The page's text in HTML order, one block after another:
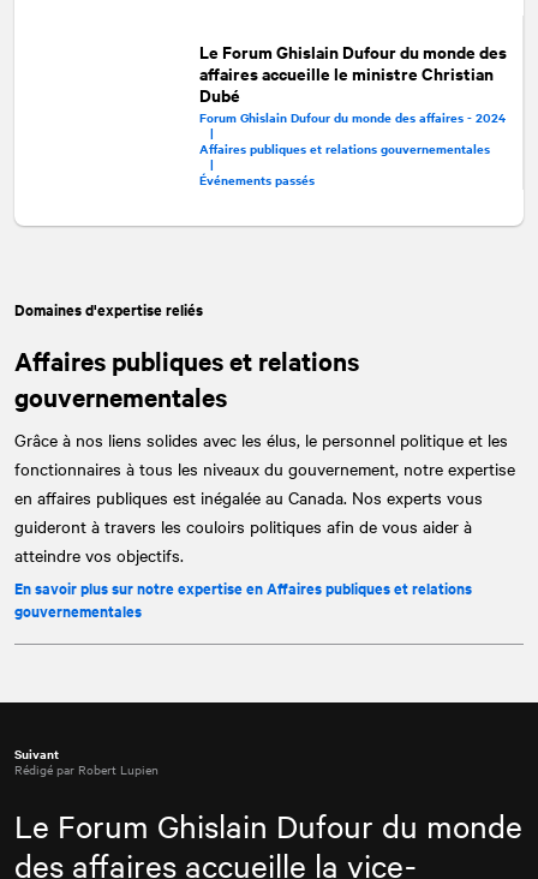
Le Forum Ghislain Dufour du monde des
affaires accueille le ministre Christian
Dubé
Forum Ghislain Dufour du monde des affaires - 2024
|
Affaires publiques et relations gouvernementales
|
Événements passés
Domaines d'expertise reliés
Affaires publiques et relations
gouvernementales
Grâce à nos liens solides avec les élus, le personnel politique et les
fonctionnaires à tous les niveaux du gouvernement, notre expertise
en affaires publiques est inégalée au Canada. Nos experts vous
guideront à travers les couloirs politiques afin de vous aider à
atteindre vos objectifs.
En savoir plus sur notre expertise en Affaires publiques et relations
gouvernementales
Suivant
Rédigé par Robert Lupien
Le Forum Ghislain Dufour du monde
des affaires accueille la vice-